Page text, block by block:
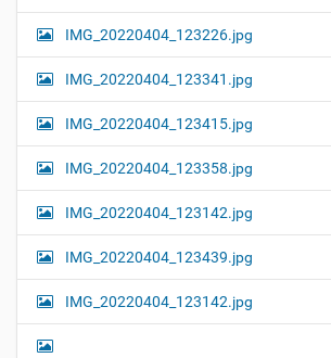
e
…
IMG_20220404_123226.jpg
IMG_20220404_123341.jpg
IMG_20220404_123415.jpg
IMG_20220404_123358.jpg
IMG_20220404_123142.jpg
IMG_20220404_123439.jpg
IMG_20220404_123142.jpg